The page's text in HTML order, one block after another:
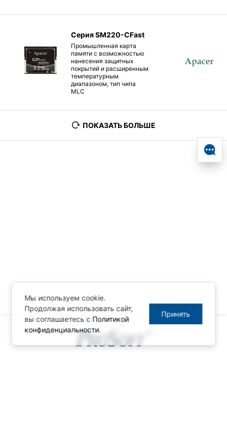
Серия SM220-CFast
Промышленная карта
памяти с возможностью
нанесения защитных
покрытий и расширенным
температурным
диапазоном, тип чипа
MLC
ПОКАЗАТЬ БОЛЬШЕ
Мы используем cookie.
Продолжая использовать сайт,
вы соглашаетесь с Политикой
конфиденциальности.
Принять